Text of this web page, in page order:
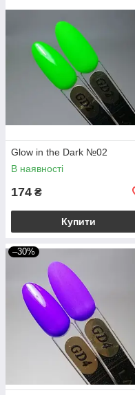
Glow in the Dark №02
В наявності
174 ₴
Купити
–30%